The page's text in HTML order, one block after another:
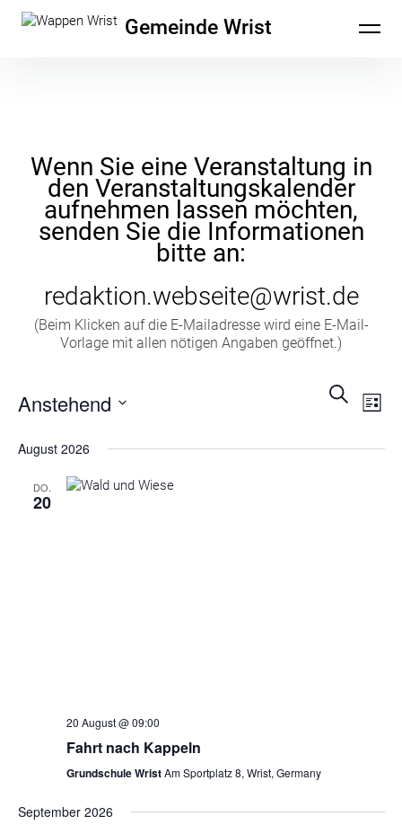
Inhalte
überspringen
Gemeinde Wrist
Wenn Sie eine Veranstaltung in
den Veranstaltungskalender
aufnehmen lassen möchten,
senden Sie die Informationen
bitte an:
redaktion.webseite@wrist.de
(Beim Klicken auf die E-Mailadresse wird eine E-Mail-
Vorlage mit allen nötigen Angaben geöffnet.)
Suche
Liste
Anstehend
wählen.
August 2026
DO.
20
20 August @ 09:00
Fahrt nach Kappeln
Grundschule WristAm Sportplatz 8, Wrist, Germany
September 2026